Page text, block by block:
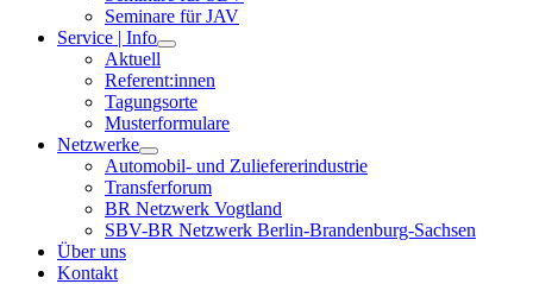
Seminare für JAV
Service | Info
Aktuell
Referent:innen
Tagungsorte
Musterformulare
Netzwerke
Automobil- und Zuliefererindustrie
Transferforum
BR Netzwerk Vogtland
SBV-BR Netzwerk Berlin-Brandenburg-Sachsen
Über uns
Kontakt